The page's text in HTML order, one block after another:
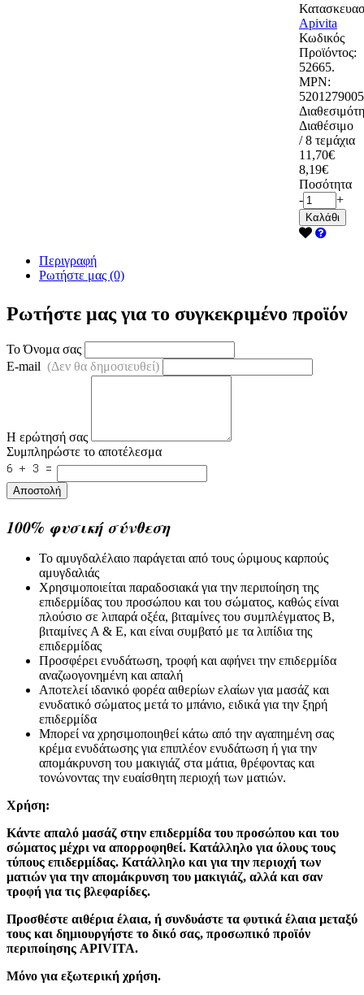
Apivita
Κωδικός
Προϊόντος:
52665.
MPN:
Διαθέσιμο
/ 8 τεμάχια
11,70€
8,19€
Ποσότητα
-
+
Καλάθι
Περιγραφή
Ρωτήστε μας (0)
Ρωτήστε μας για το συγκεκριμένο προϊόν
Το Όνομα σας
E-mail (Δεν θα δημοσιευθεί)
Η ερώτησή σας
Συμπληρώστε το αποτέλεσμα
Αποστολή
100% φυσική σύνθεση
Το αμυγδαλέλαιο παράγεται από τους ώριμους καρπούς
αμυγδαλιάς
Χρησιμοποιείται παραδοσιακά για την περιποίηση της
επιδερμίδας του προσώπου και του σώματος, καθώς είναι
πλούσιο σε λιπαρά οξέα, βιταμίνες του συμπλέγματος Β,
βιταμίνες A & E, και είναι συμβατό με τα λιπίδια της
επιδερμίδας
Προσφέρει ενυδάτωση, τροφή και αφήνει την επιδερμίδα
αναζωογονημένη και απαλή
Αποτελεί ιδανικό φορέα αιθερίων ελαίων για μασάζ και
ενυδατικό σώματος μετά το μπάνιο, ειδικά για την ξηρή
επιδερμίδα
Μπορεί να χρησιμοποιηθεί κάτω από την αγαπημένη σας
κρέμα ενυδάτωσης για επιπλέον ενυδάτωση ή για την
απομάκρυνση του μακιγιάζ στα μάτια, θρέφοντας και
τονώνοντας την ευαίσθητη περιοχή των ματιών.
Χρήση:
Κάντε απαλό μασάζ στην επιδερμίδα του προσώπου και του
σώματος μέχρι να απορροφηθεί. Κατάλληλο για όλους τους
τύπους επιδερμίδας. Κατάλληλο και για την περιοχή των
ματιών για την απομάκρυνση του μακιγιάζ, αλλά και σαν
τροφή για τις βλεφαρίδες.
Προσθέστε αιθέρια έλαια, ή συνδυάστε τα φυτικά έλαια μεταξύ
τους και δημιουργήστε το δικό σας, προσωπικό προϊόν
περιποίησης APIVITA.
Μόνο για εξωτερική χρήση.